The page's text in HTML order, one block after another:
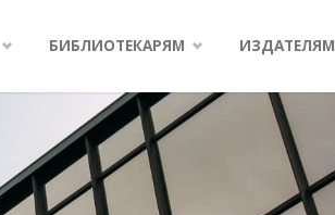
БИБЛИОТЕКАРЯМ ИЗДАТЕЛЯМ